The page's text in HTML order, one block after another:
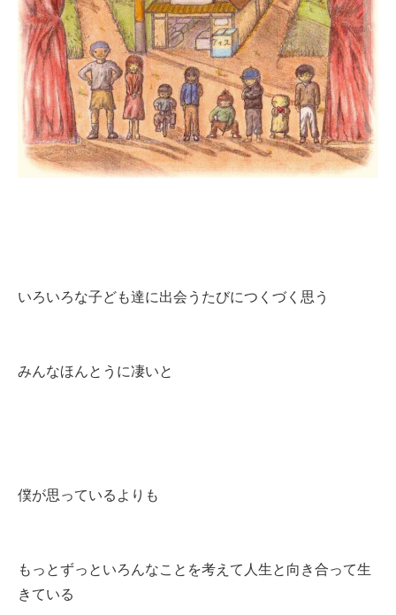
いろいろな子ども達に出会うたびにつくづく思う
みんなほんとうに凄いと
僕が思っているよりも
もっとずっといろんなことを考えて人生と向き合って生
きている